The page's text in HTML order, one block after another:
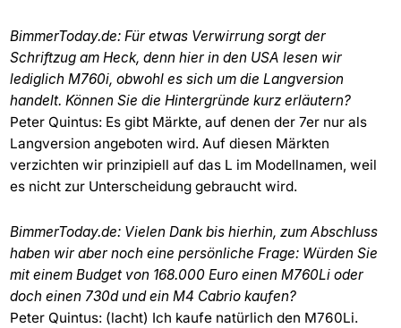
BimmerToday.de: Für etwas Verwirrung sorgt der
Schriftzug am Heck, denn hier in den USA lesen wir
lediglich M760i, obwohl es sich um die Langversion
handelt. Können Sie die Hintergründe kurz erläutern?
Peter Quintus: Es gibt Märkte, auf denen der 7er nur als
Langversion angeboten wird. Auf diesen Märkten
verzichten wir prinzipiell auf das L im Modellnamen, weil
es nicht zur Unterscheidung gebraucht wird.
BimmerToday.de: Vielen Dank bis hierhin, zum Abschluss
haben wir aber noch eine persönliche Frage: Würden Sie
mit einem Budget von 168.000 Euro einen M760Li oder
doch einen 730d und ein M4 Cabrio kaufen?
Peter Quintus: (lacht) Ich kaufe natürlich den M760Li.